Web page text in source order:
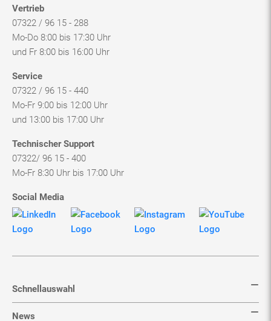
und Fr 8:00 bis 16:00 Uhr
Service
07322 / 96 15 - 440
und 13:00 bis 17:00 Uhr
Technischer Support
07322/ 96 15 - 400
Social Media
Rechtliches